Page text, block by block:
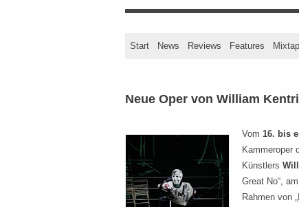
Start News Reviews Features
Neue Oper von William
Vom 16. bis
Kammeroper
Künstlers
Great No“,
Rahmen von